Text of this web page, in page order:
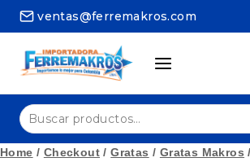
Skip
ventas@ferremakros.com
Buscar
por:
Home / Checkout / Gratas / Gratas Makros /